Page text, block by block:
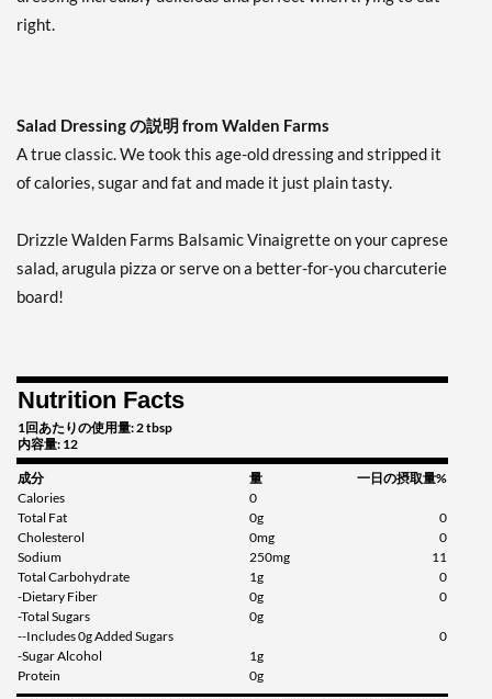
販売価格: AU$7.04
French USE BY 10/22/26
12 fl.oz
販売価格: AU$5.63
SALE!
カートに入れる »
Honey Balsamic
Vinaigrette 12 fl.oz
販売価格: AU$7.04
ディスカウント％ 38%
カートに入れる »
Honey Dijon 12 fl.oz
販売価格: AU$7.04
ディスカウント％ 38%
right.
Salad Dressing の説明 from Walden Farms
A true classic. We took this age-old dressing and stripped it
of calories, sugar and fat and made it just plain tasty.
Drizzle Walden Farms Balsamic Vinaigrette on your caprese
salad, arugula pizza or serve on a better-for-you charcuterie
board!
Nutrition Facts
1回あたりの使用量: 2 tbsp
内容量: 12
成分 量
一日の摂取量%
Calories
0
Total Fat
0g
0
Cholesterol
0mg
0
Sodium
250mg
11
Total Carbohydrate
1g
0
-Dietary Fiber
0g
0
-Total Sugars
0g
--Includes 0g Added Sugars
0
-Sugar Alcohol
1g
Protein
0g